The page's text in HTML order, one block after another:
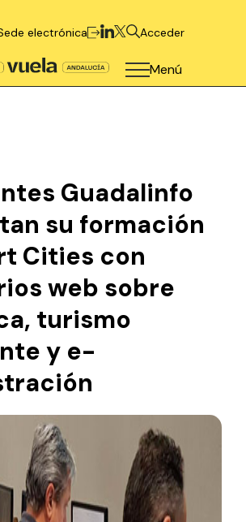
electrónica Acceder
Menú
Guadalinfo
su formación
Cities con
web sobre
turismo
y e-